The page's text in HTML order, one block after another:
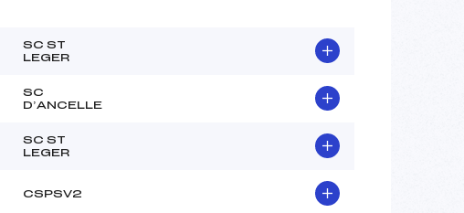
SC ST
LEGER
SC
D’ANCELLE
SC ST
LEGER
CSPSV2